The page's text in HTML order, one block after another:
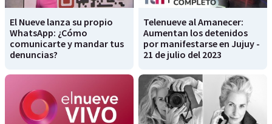
El Nueve lanza su propio
WhatsApp: ¿Cómo
comunicarte y mandar tus
denuncias?
Telenueve al Amanecer:
Aumentan los detenidos
por manifestarse en Jujuy -
21 de julio del 2023